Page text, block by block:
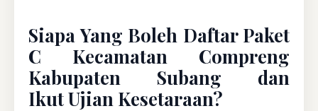
Siapa Yang Boleh Daftar Paket
C Kecamatan Compreng
Kabupaten Subang dan
Ikut Ujian Kesetaraan?